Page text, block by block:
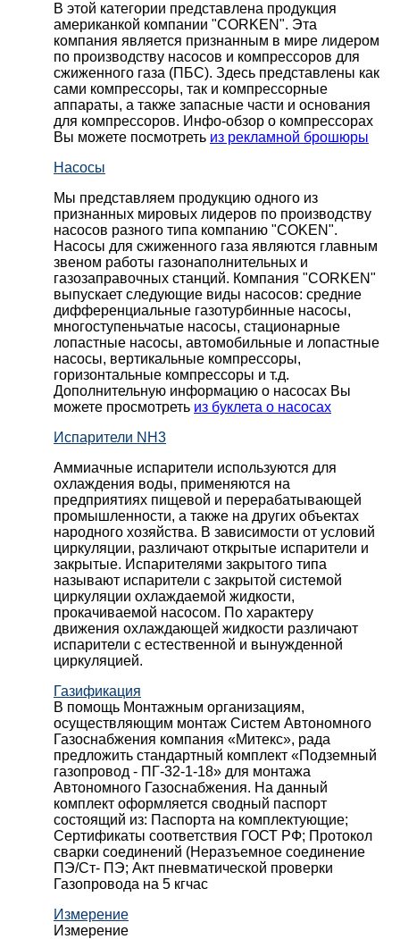
В этой категории представлена продукция
американкой компании "CORKEN". Эта
компания является признанным в мире лидером
по производству насосов и компрессоров для
сжиженного газа (ПБС). Здесь представлены как
сами компрессоры, так и компрессорные
аппараты, а также запасные части и основания
для компрессоров. Инфо-обзор о компрессорах
Вы можете посмотреть из рекламной брошюры
Насосы
Мы представляем продукцию одного из
признанных мировых лидеров по производству
насосов разного типа компанию "COKEN".
Насосы для сжиженного газа являются главным
звеном работы газонаполнительных и
газозаправочных станций. Компания "CORKEN"
выпускает следующие виды насосов: cредние
дифференциальные газотурбинные насосы,
многоступеньчатые насосы, стационарные
лопастные насосы, автомобильные и лопaстные
насосы, вертикальные компрессоры,
горизонтальные компрессоры и т.д.
Дополнительную информацию о насосах Вы
можете просмотреть из буклета о насосах
Испарители NH3
Аммиачные испарители используются для
охлаждения воды, применяются на
предприятиях пищевой и перерабатывающей
промышленности, а также на других объектах
народного хозяйства. В зависимости от условий
циркуляции, различают открытые испарители и
закрытые. Испарителями закрытого типа
называют испарители с закрытой системой
циркуляции охлаждаемой жидкости,
прокачиваемой насосом. По характеру
движения охлаждающей жидкости различают
испарители с естественной и вынужденной
циркуляцией.
Газификация
В помощь Монтажным организациям,
осуществляющим монтаж Систем Автономного
Газоснабжения компания «Митекс», рада
предложить стандартный комплект «Подземный
газопровод - ПГ-32-1-18» для монтажа
Автономного Газоснабжения. На данный
комплект оформляется сводный паспорт
состоящий из: Паспорта на комплектующие;
Сертификаты соответствия ГОСТ РФ; Протокол
сварки соединений (Неразъемное соединение
ПЭ/Ст- ПЭ; Акт пневматической проверки
Газопровода на 5 кгчас
Измерение
Измерение